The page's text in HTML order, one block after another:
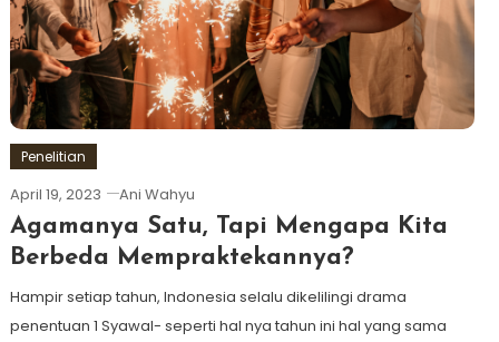
Penelitian
April 19, 2023 Ani Wahyu
Agamanya Satu, Tapi Mengapa Kita
Berbeda Mempraktekannya?
Hampir setiap tahun, Indonesia selalu dikelilingi drama
penentuan 1 Syawal- seperti hal nya tahun ini hal yang sama